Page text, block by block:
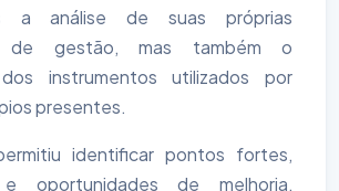
a análise de suas próprias
de gestão, mas também o
instrumentos utilizados por
presentes.
identificar pontos fortes,
e oportunidades de melhoria,